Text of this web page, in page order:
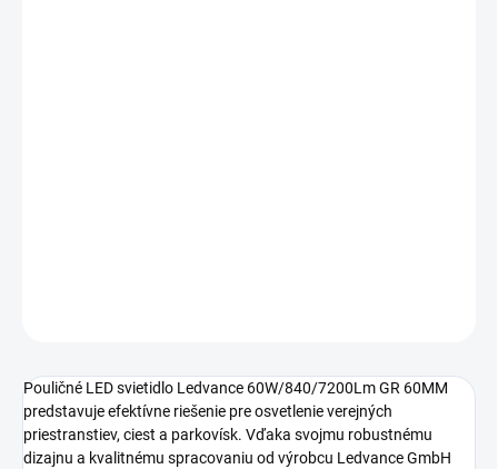
Pouličné LED svietidlo Ledvance 60W/840/7200Lm GR 60MM
predstavuje efektívne riešenie pre osvetlenie verejných
priestranstiev, ciest a parkovísk. Vďaka svojmu robustnému
dizajnu a kvalitnému spracovaniu od výrobcu Ledvance GmbH